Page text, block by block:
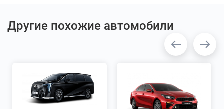
Другие похожие автомобили